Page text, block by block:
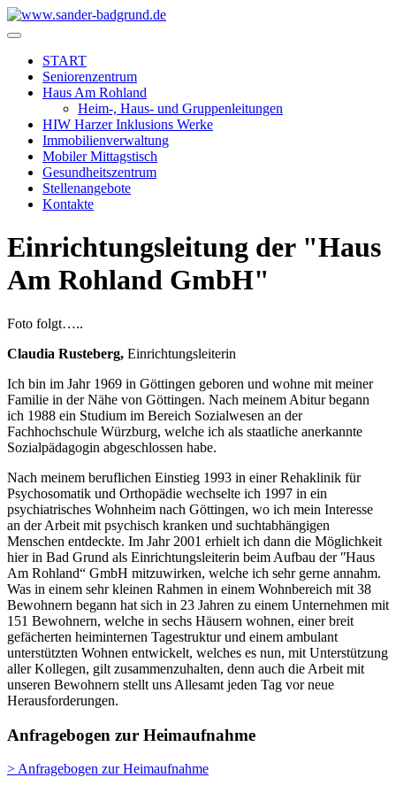
START
Seniorenzentrum
Haus Am Rohland
Heim-, Haus- und Gruppenleitungen
HIW Harzer Inklusions Werke
Immobilienverwaltung
Mobiler Mittagstisch
Gesundheitszentrum
Stellenangebote
Kontakte
Einrichtungsleitung der "Haus
Am Rohland GmbH"
Foto folgt…..
Claudia Rusteberg, Einrichtungsleiterin
Ich bin im Jahr 1969 in Göttingen geboren und wohne mit meiner
Familie in der Nähe von Göttingen. Nach meinem Abitur begann
ich 1988 ein Studium im Bereich Sozialwesen an der
Fachhochschule Würzburg, welche ich als staatliche anerkannte
Sozialpädagogin abgeschlossen habe.
Nach meinem beruflichen Einstieg 1993 in einer Rehaklinik für
Psychosomatik und Orthopädie wechselte ich 1997 in ein
psychiatrisches Wohnheim nach Göttingen, wo ich mein Interesse
an der Arbeit mit psychisch kranken und suchtabhängigen
Menschen entdeckte. Im Jahr 2001 erhielt ich dann die Möglichkeit
hier in Bad Grund als Einrichtungsleiterin beim Aufbau der ʺHaus
Am Rohland“ GmbH mitzuwirken, welche ich sehr gerne annahm.
Was in einem sehr kleinen Rahmen in einem Wohnbereich mit 38
Bewohnern begann hat sich in 23 Jahren zu einem Unternehmen mit
151 Bewohnern, welche in sechs Häusern wohnen, einer breit
gefächerten heiminternen Tagestruktur und einem ambulant
unterstützten Wohnen entwickelt, welches es nun, mit Unterstützung
aller Kollegen, gilt zusammenzuhalten, denn auch die Arbeit mit
unseren Bewohnern stellt uns Allesamt jeden Tag vor neue
Herausforderungen.
Anfragebogen zur Heimaufnahme
> Anfragebogen zur Heimaufnahme